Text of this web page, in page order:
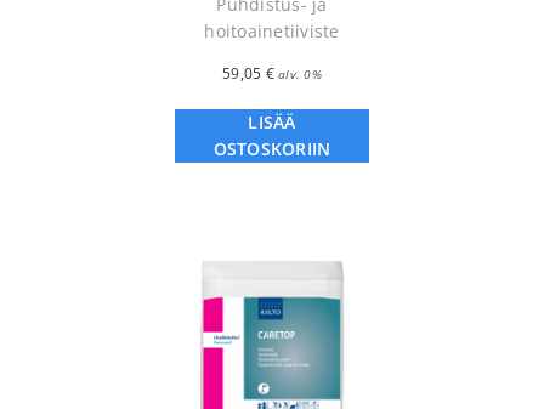
hoitoainetiiviste
59,05 € alv. 0%
LISÄÄ
OSTOSKORIIN